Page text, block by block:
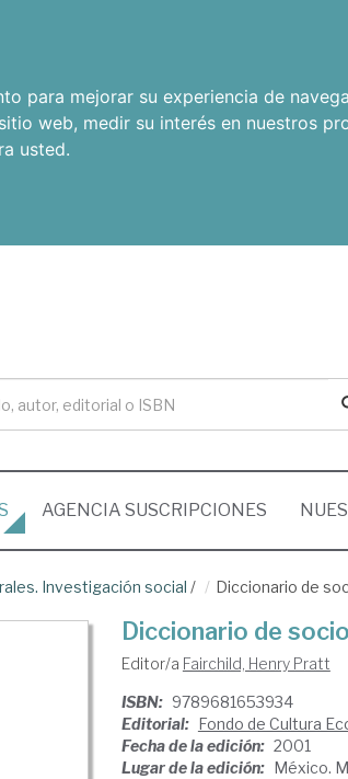
para mejorar su experiencia de
web, medir su interés en nuestros
usted.
AGENCIA SUSCRIPCIONES
Investigación social / Diccionario de
Diccionario de
Editor/a Fairchild, Henry Pratt
ISBN: 9789681653934
Editorial: Fondo de Cultura
Fecha de la edición: 2001
Lugar de la edición: México.